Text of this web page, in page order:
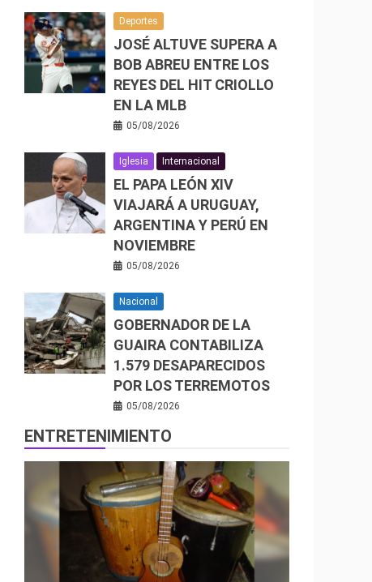
Deportes
JOSÉ ALTUVE SUPERA A
BOB ABREU ENTRE LOS
REYES DEL HIT CRIOLLO
EN LA MLB
05/08/2026
Iglesia Internacional
EL PAPA LEÓN XIV
VIAJARÁ A URUGUAY,
ARGENTINA Y PERÚ EN
NOVIEMBRE
05/08/2026
Nacional
GOBERNADOR DE LA
GUAIRA CONTABILIZA
1.579 DESAPARECIDOS
POR LOS TERREMOTOS
05/08/2026
ENTRETENIMIENTO